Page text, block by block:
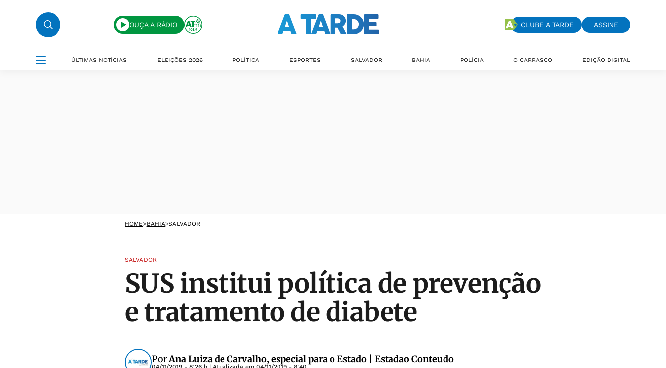
OUÇA A RÁDIO CLUBE A TARDE ASSINE
ÚLTIMAS NOTÍCIAS ELEIÇÕES 2026 POLÍTICA ESPORTES SALVADOR BAHIA POLÍCIA O CARRASCO EDIÇÃO DIGITAL
HOME>BAHIA>SALVADOR
SALVADOR
SUS institui política de prevenção
e tratamento de diabete
PorAna Luiza de Carvalho, especial para o Estado | Estadao Conteudo
04/11/2019 - 8:26 h | Atualizada em 04/11/2019 - 8:40